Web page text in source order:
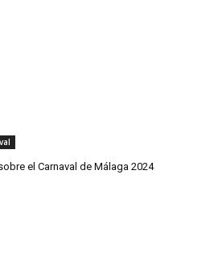
el Carnaval de Málaga 2024